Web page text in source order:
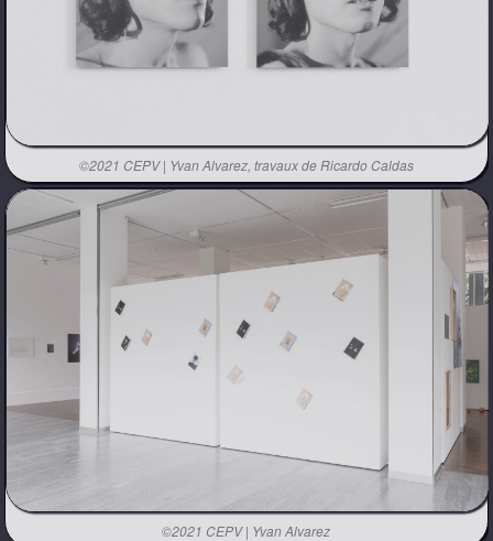
©2021 CEPV | Yvan Alvarez, travaux de Ricardo Caldas
©2021 CEPV | Yvan Alvarez